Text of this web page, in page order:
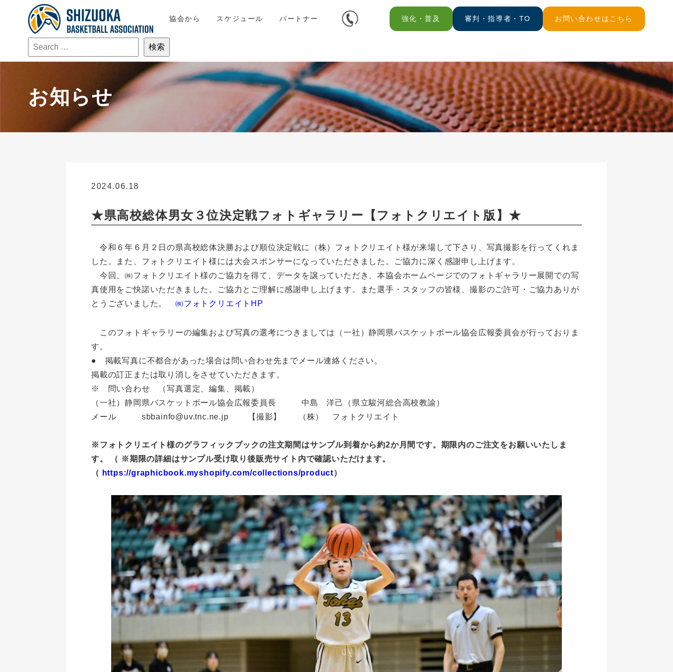
協会から スケジュール パートナー 強化・普及 審判・指導者・TO お問い合わせはこちら
お知らせ
2024.06.18
★県高校総体男女３位決定戦フォトギャラリー【フォトクリエイト版】★
令和６年６月２日の県高校総体決勝および順位決定戦に（株）フォトクリエイト様が来場して下さり、写真撮影を行ってくれま
した。また、フォトクリエイト様には大会スポンサーになっていただきました。ご協力に深く感謝申し上げます。
今回、㈱フォトクリエイト様のご協力を得て、データを譲っていただき、本協会ホームページでのフォトギャラリー展開での写
真使用をご快諾いただきました。ご協力とご理解に感謝申し上げます。また選手・スタッフの皆様、撮影のご許可・ご協力ありが
とうございました。㈱フォトクリエイトHP
このフォトギャラリーの編集および写真の選考につきましては（一社）静岡県バスケットボール協会広報委員会が行っておりま
す。
● 掲載写真に不都合があった場合は問い合わせ先までメール連絡ください。
掲載の訂正または取り消しをさせていただきます。
※ 問い合わせ （写真選定、編集、掲載）
（一社）静岡県バスケットボール協会広報委員長 中島 洋己（県立駿河総合高校教諭）
メール sbbainfo@uv.tnc.ne.jp 【撮影】 （株） フォトクリエイト
※フォトクリエイト様のグラフィックブックの注文期間はサンプル到着から約2か月間です。期限内のご注文をお願いいたしま
す。 （ ※期限の詳細はサンプル受け取り後販売サイト内で確認いただけます。
（ https://graphicbook.myshopify.com/collections/product）